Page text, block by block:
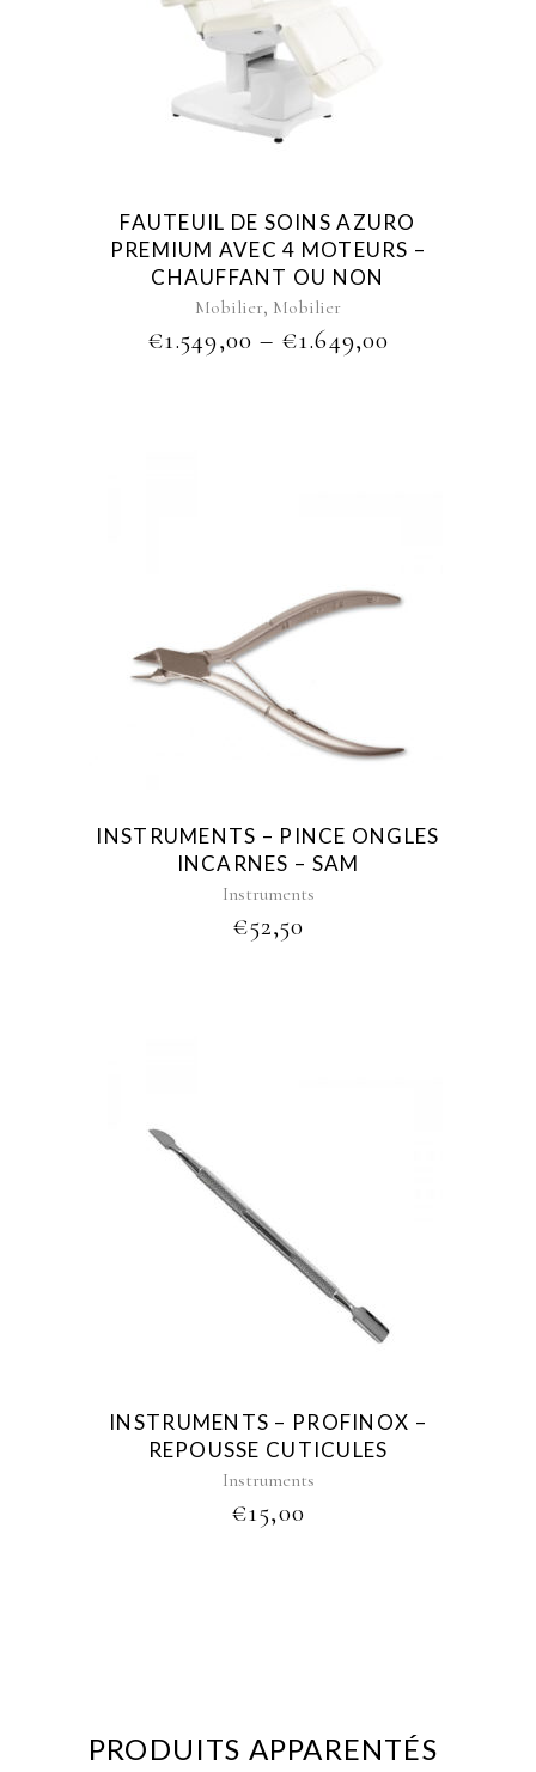
product
has
multiple
variants.
The
chosen
on
the
product
page
FAUTEUIL DE SOINS AZURO
PREMIUM AVEC 4 MOTEURS –
CHAUFFANT OU NON
Mobilier, Mobilier
€1.549,00 – €1.649,00
INSTRUMENTS – PINCE ONGLES
INCARNES – SAM
Instruments
€52,50
INSTRUMENTS – PROFINOX –
REPOUSSE CUTICULES
Instruments
€15,00
PRODUITS APPARENTÉS